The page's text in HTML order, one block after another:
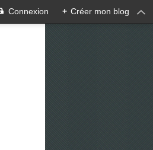
Connexion + Créer mon blog